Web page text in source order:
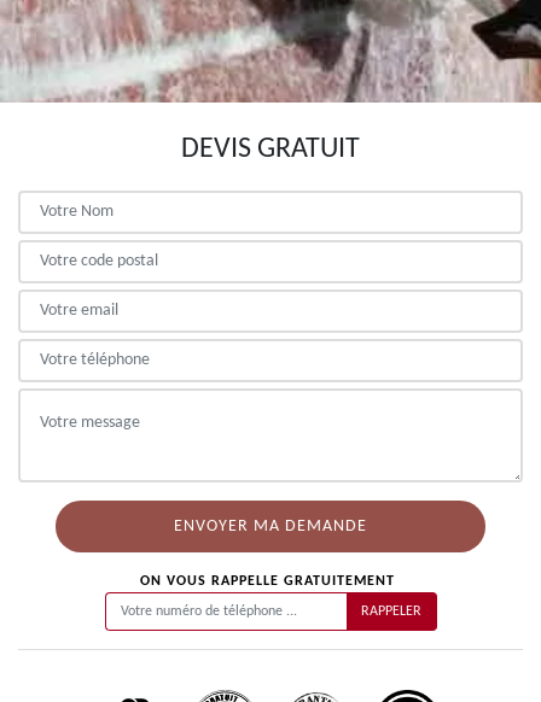
DEVIS GRATUIT
ON VOUS RAPPELLE GRATUITEMENT